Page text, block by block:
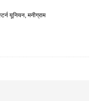
यूनियन, मनीग्राम